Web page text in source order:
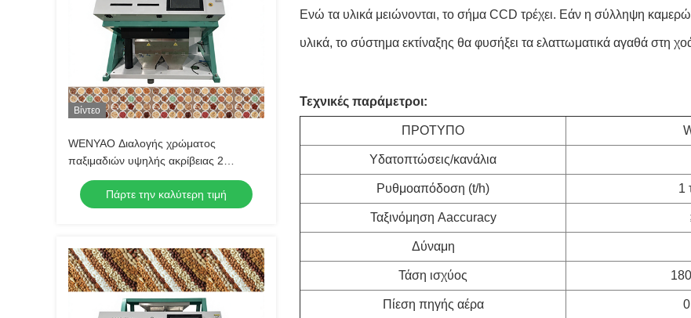
Βίντεο
WENYAO Διαλογής χρώματος
παξιμαδιών υψηλής ακρίβειας 2
καναλιών Αφαίρεση ακαθαρσιών από
μουχλιασμένο σάπιο κέλυφος για όλα
τα είδη επεξεργασίας ξηρών καρπών
Πάρτε την καλύτερη τιμή
Ενώ τα υλικά μειώνονται, το σήμα CCD τρέχει. Εάν η σύλληψη
υλικά, το σύστημα εκτίναξης θα φυσήξει τα ελαττωματικά αγαθά στη
Τεχνικές παράμετροι:
ΠΡΟΤΥΠΟ
Υδατοπτώσεις/κανάλια
Ρυθμοαπόδοση (t/h) 1
Ταξινόμηση Aaccuracy
Δύναμη
Τάση ισχύος
Πίεση πηγής αέρα